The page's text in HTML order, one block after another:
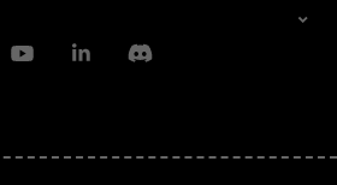
YoutubeLinkedinDiscord